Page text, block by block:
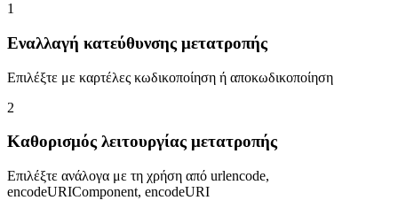
1
Εναλλαγή κατεύθυνσης μετατροπής
Επιλέξτε με καρτέλες κωδικοποίηση ή αποκωδικοποίηση
2
Καθορισμός λειτουργίας μετατροπής
Επιλέξτε ανάλογα με τη χρήση από urlencode,
encodeURIComponent, encodeURI